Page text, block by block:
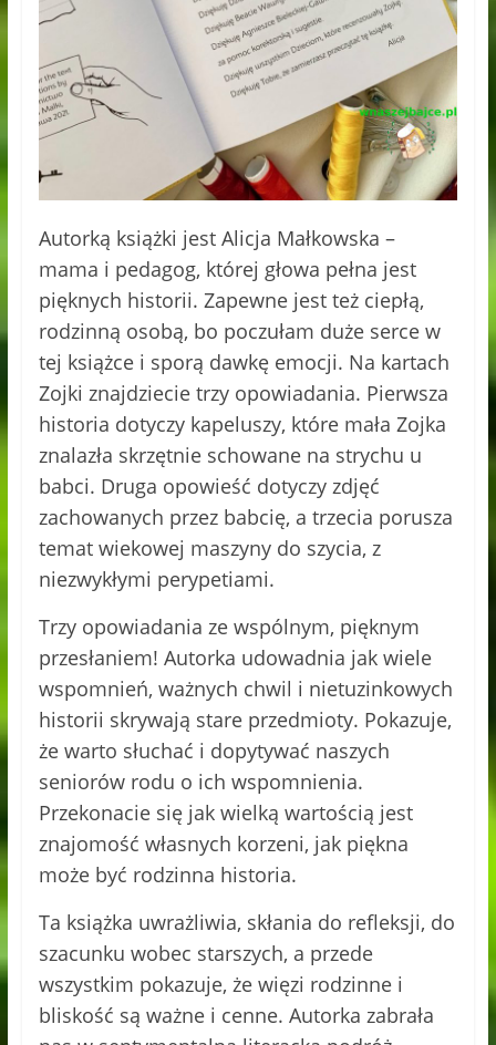
Autorką książki jest Alicja Małkowska –
mama i pedagog, której głowa pełna jest
pięknych historii. Zapewne jest też ciepłą,
rodzinną osobą, bo poczułam duże serce w
tej książce i sporą dawkę emocji. Na kartach
Zojki znajdziecie trzy opowiadania. Pierwsza
historia dotyczy kapeluszy, które mała Zojka
znalazła skrzętnie schowane na strychu u
babci. Druga opowieść dotyczy zdjęć
zachowanych przez babcię, a trzecia porusza
temat wiekowej maszyny do szycia, z
niezwykłymi perypetiami.
Trzy opowiadania ze wspólnym, pięknym
przesłaniem! Autorka udowadnia jak wiele
wspomnień, ważnych chwil i nietuzinkowych
historii skrywają stare przedmioty. Pokazuje,
że warto słuchać i dopytywać naszych
seniorów rodu o ich wspomnienia.
Przekonacie się jak wielką wartością jest
znajomość własnych korzeni, jak piękna
może być rodzinna historia.
Ta książka uwrażliwia, skłania do refleksji, do
szacunku wobec starszych, a przede
wszystkim pokazuje, że więzi rodzinne i
bliskość są ważne i cenne. Autorka zabrała